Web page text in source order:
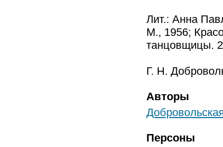
Лит.: Анна
М., 1956;
танцовщицы.
Г. Н.
Авторы
Персоны